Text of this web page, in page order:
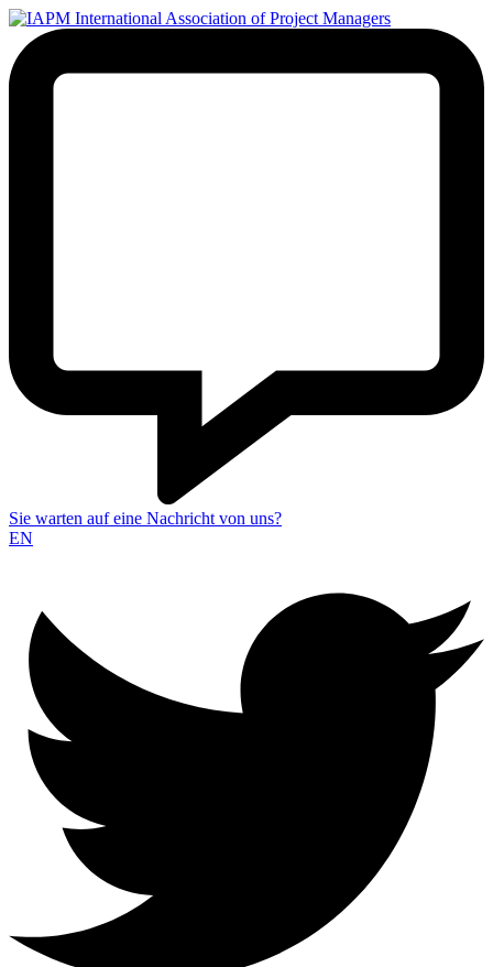
Sie warten auf eine Nachricht von uns?
EN